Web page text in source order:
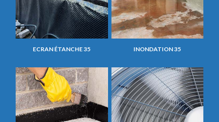
ECRAN ÉTANCHE 35 INONDATION 35